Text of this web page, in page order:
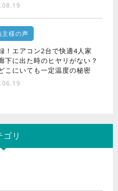
主様の声
！エアコン2台で快適4人家
下に出た時のヒヤリがない？
こにいても一定温度の秘密
ゴリ